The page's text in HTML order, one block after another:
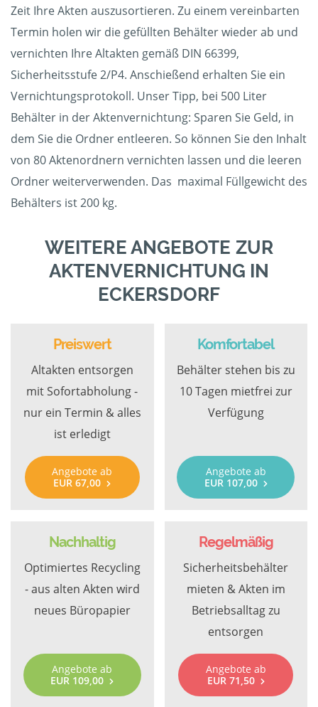
Zeit Ihre Akten auszusortieren. Zu einem vereinbarten
Termin holen wir die gefüllten Behälter wieder ab und
vernichten Ihre Altakten gemäß DIN 66399,
Sicherheitsstufe 2/P4. Anschießend erhalten Sie ein
Vernichtungsprotokoll. Unser Tipp, bei 500 Liter
Behälter in der Aktenvernichtung: Sparen Sie Geld, in
dem Sie die Ordner entleeren. So können Sie den Inhalt
von 80 Aktenordnern vernichten lassen und die leeren
Ordner weiterverwenden. Das maximal Füllgewicht des
Behälters ist 200 kg.
WEITERE ANGEBOTE ZUR
AKTENVERNICHTUNG IN
ECKERSDORF
Preiswert
Altakten entsorgen
mit Sofortabholung -
nur ein Termin & alles
ist erledigt
Angebote ab
EUR 67,00
Komfortabel
Behälter stehen bis zu
10 Tagen mietfrei zur
Verfügung
Angebote ab
EUR 107,00
Nachhaltig
Optimiertes Recycling
- aus alten Akten wird
neues Büropapier
Angebote ab
EUR 109,00
Regelmäßig
Sicherheitsbehälter
mieten & Akten im
Betriebsalltag zu
entsorgen
Angebote ab
EUR 71,50